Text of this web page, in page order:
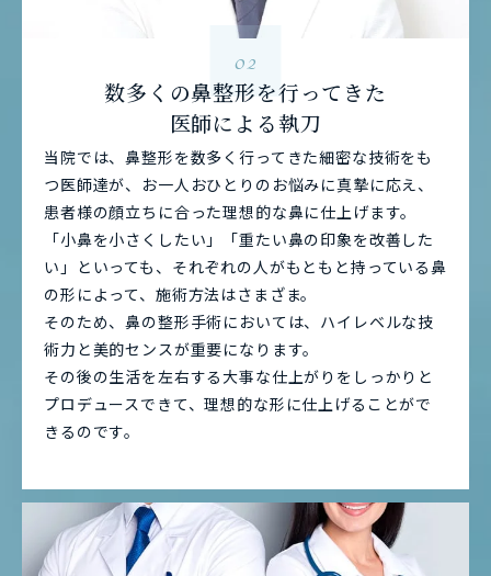
02
数多くの鼻整形を行ってきた
医師による執刀
当院では、鼻整形を数多く行ってきた細密な技術をも
つ医師達が、お一人おひとりのお悩みに真摯に応え、
患者様の顔立ちに合った理想的な鼻に仕上げます。
「小鼻を小さくしたい」「重たい鼻の印象を改善した
い」といっても、それぞれの人がもともと持っている鼻
の形によって、施術方法はさまざま。
そのため、鼻の整形手術においては、ハイレベルな技
術力と美的センスが重要になります。
その後の生活を左右する大事な仕上がりをしっかりと
プロデュースできて、理想的な形に仕上げることがで
きるのです。